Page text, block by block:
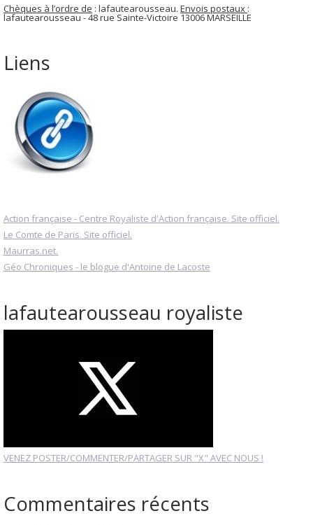
Chèques à l’ordre de : lafautearousseau. Envois postaux :
lafautearousseau - 48 rue Sainte-Victoire 13006 MARSEILLE
Liens
Action française - Centre Royaliste d'Action française. Site officiel.
Le Comte de Paris. Site officiel.
Maurras.net.
Géo Chroniques - le blogue d'Antoine de Lacoste
lafautearousseau royaliste
VENEZ POSTER/COMMENTER/PARTAGER SUR "X" AVEC NOUS !
Commentaires récents